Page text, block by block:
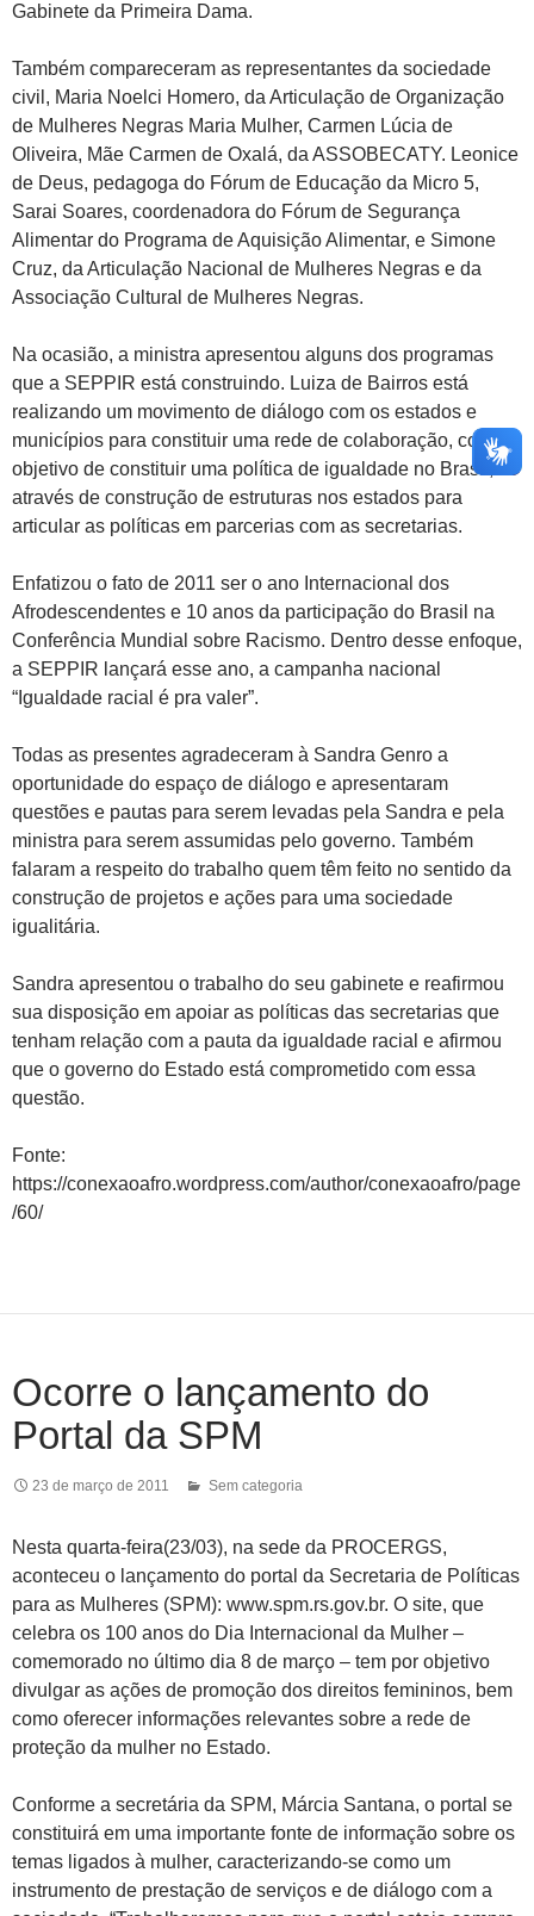
Gabinete da Primeira Dama.
Também compareceram as representantes da sociedade
civil, Maria Noelci Homero, da Articulação de Organização
de Mulheres Negras Maria Mulher, Carmen Lúcia de
Oliveira, Mãe Carmen de Oxalá, da ASSOBECATY. Leonice
de Deus, pedagoga do Fórum de Educação da Micro 5,
Sarai Soares, coordenadora do Fórum de Segurança
Alimentar do Programa de Aquisição Alimentar, e Simone
Cruz, da Articulação Nacional de Mulheres Negras e da
Associação Cultural de Mulheres Negras.
Na ocasião, a ministra apresentou alguns dos programas
que a SEPPIR está construindo. Luiza de Bairros está
realizando um movimento de diálogo com os estados e
municípios para constituir uma rede de colaboração, com o
objetivo de constituir uma política de igualdade no Brasil,
através de construção de estruturas nos estados para
articular as políticas em parcerias com as secretarias.
Enfatizou o fato de 2011 ser o ano Internacional dos
Afrodescendentes e 10 anos da participação do Brasil na
Conferência Mundial sobre Racismo. Dentro desse enfoque,
a SEPPIR lançará esse ano, a campanha nacional
“Igualdade racial é pra valer”.
Todas as presentes agradeceram à Sandra Genro a
oportunidade do espaço de diálogo e apresentaram
questões e pautas para serem levadas pela Sandra e pela
ministra para serem assumidas pelo governo. Também
falaram a respeito do trabalho quem têm feito no sentido da
construção de projetos e ações para uma sociedade
igualitária.
Sandra apresentou o trabalho do seu gabinete e reafirmou
sua disposição em apoiar as políticas das secretarias que
tenham relação com a pauta da igualdade racial e afirmou
que o governo do Estado está comprometido com essa
questão.
Fonte:
https://conexaoafro.wordpress.com/author/conexaoafro/page
/60/
Ocorre o lançamento do
Portal da SPM
23 de março de 2011 Sem categoria
Nesta quarta-feira(23/03), na sede da PROCERGS,
aconteceu o lançamento do portal da Secretaria de Políticas
para as Mulheres (SPM): www.spm.rs.gov.br. O site, que
celebra os 100 anos do Dia Internacional da Mulher –
comemorado no último dia 8 de março – tem por objetivo
divulgar as ações de promoção dos direitos femininos, bem
como oferecer informações relevantes sobre a rede de
proteção da mulher no Estado.
Conforme a secretária da SPM, Márcia Santana, o portal se
constituirá em uma importante fonte de informação sobre os
temas ligados à mulher, caracterizando-se como um
instrumento de prestação de serviços e de diálogo com a